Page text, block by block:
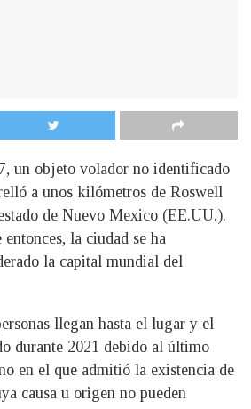
un objeto volador no identificado
a unos kilómetros de Roswell
de Nuevo Mexico (EE.UU.).
entonces, la ciudad se ha
la capital mundial del
llegan hasta el lugar y el
durante 2021 debido al último
en el que admitió la existencia de
causa u origen no pueden